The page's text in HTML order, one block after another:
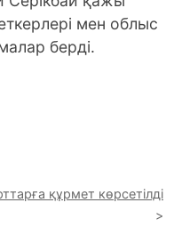
мен облыс
берді.
құрмет көрсетілді